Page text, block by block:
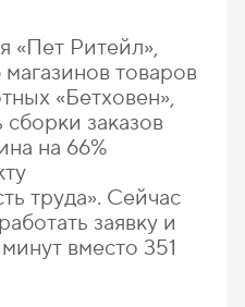
«Пет Ритейл»,
товаров
«Бетховен»,
заказов
на 66%
труда». Сейчас
заявку и
минут вместо 351